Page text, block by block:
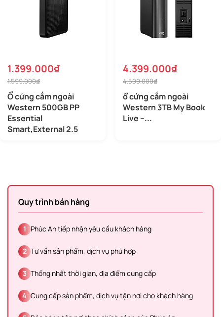
1.399.000₫
1.599.000₫
Ổ cứng cắm ngoài
Western 500GB PP
Essential
Smart,External 2.5
4.399.000₫
4.599.000₫
ổ cứng cắm ngoài
Western 3TB My Book
Live –...
Quy trình bán hàng
1 Phúc An tiếp nhận yêu cầu khách hàng
2 Tư vấn sản phẩm, dịch vụ phù hợp
3 Thống nhất thời gian, địa điểm cung cấp
4 Cung cấp sản phẩm, dịch vụ tận nơi cho khách hàng